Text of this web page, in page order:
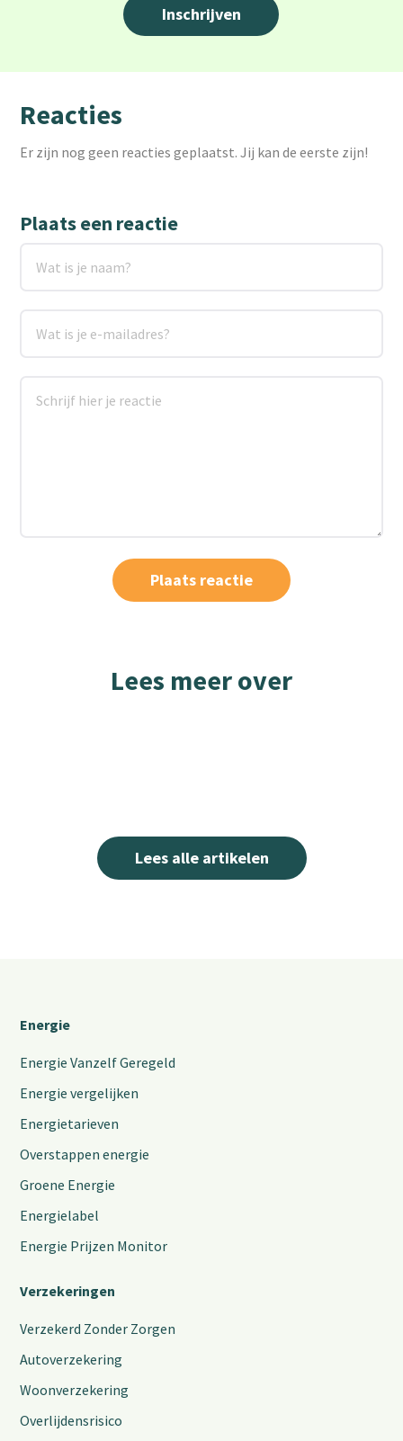
Reacties
Er zijn nog geen reacties geplaatst. Jij kan de eerste zijn!
Plaats een reactie
Lees meer over
Lees alle artikelen
Energie
Energie Vanzelf Geregeld
Energie vergelijken
Energietarieven
Overstappen energie
Groene Energie
Energielabel
Energie Prijzen Monitor
Verzekeringen
Verzekerd Zonder Zorgen
Autoverzekering
Woonverzekering
Overlijdensrisico